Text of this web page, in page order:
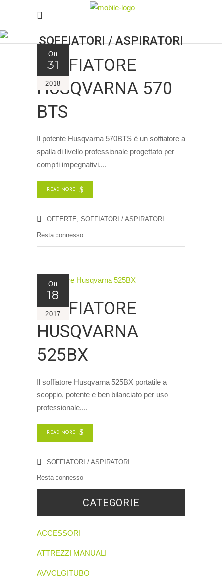
SOFFIATORI / ASPIRATORI
Ott
31
2018
SOFFIATORE
HUSQVARNA 570
BTS
Il potente Husqvarna 570BTS è un soffiatore a
spalla di livello professionale progettato per
compiti impegnativi.
READ MORE
OFFERTE, SOFFIATORI / ASPIRATORI
Resta connesso
Ott
18
2017
SOFFIATORE
HUSQVARNA
525BX
Il soffiatore Husqvarna 525BX portatile a
scoppio, potente e ben bilanciato per uso
professionale.
READ MORE
SOFFIATORI / ASPIRATORI
Resta connesso
CATEGORIE
ACCESSORI
ATTREZZI MANUALI
AVVOLGITUBO